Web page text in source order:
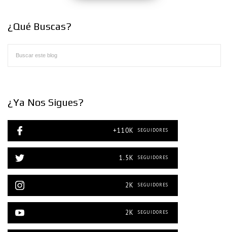
¿Qué Buscas?
¿Ya Nos Sigues?
+110K SEGUIDORES
1.5K SEGUIDORES
2K SEGUIDORES
2K SEGUIDORES